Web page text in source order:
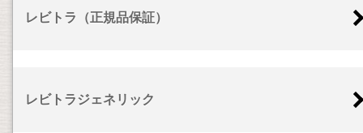
レビトラ（正規品保証）
レビトラジェネリック